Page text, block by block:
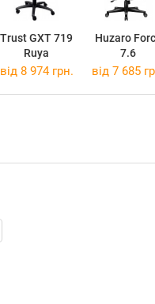
Trust GXT 719
Ruya
Huzaro
7.6
від 8 974 грн. від 7 685